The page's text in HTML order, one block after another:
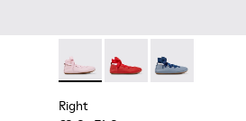
Ballerines pour enfants en cuir blanc
007 005
Right - K800674-001 -
Right - K800674-
Right -
Right